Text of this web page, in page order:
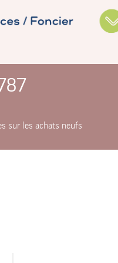
sur les achats neufs